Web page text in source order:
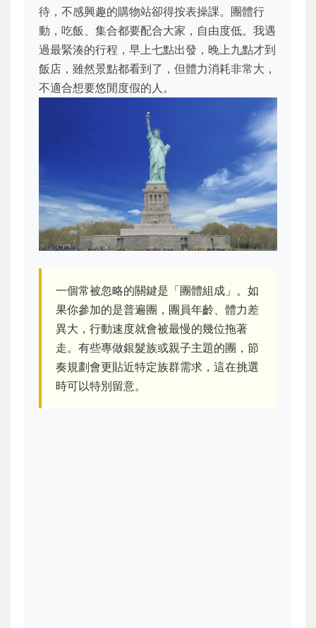
待，不感興趣的購物站卻得按表操課。團體行
動，吃飯、集合都要配合大家，自由度低。我遇
過最緊湊的行程，早上七點出發，晚上九點才到
飯店，雖然景點都看到了，但體力消耗非常大，
不適合想要悠閒度假的人。
一個常被忽略的關鍵是「團體組成」。如
果你參加的是普遍團，團員年齡、體力差
異大，行動速度就會被最慢的幾位拖著
走。有些專做銀髮族或親子主題的團，節
奏規劃會更貼近特定族群需求，這在挑選
時可以特別留意。